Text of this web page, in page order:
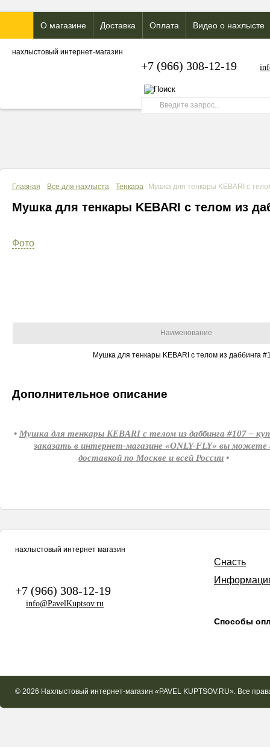
О магазине Доставка Оплата Видео о нахлысте
нахлыстовый интернет-магазин
+7 (966) 308-12-19
Главная Все для нахлыста Тенкара Мушка для тенкары KEBARI с
Мушка для тенкары KEBARI с телом из
Фото
Наименование
Мушка для тенкары KEBARI с телом из даббинга
Дополнительное описание
• Мушка для тенкары KEBARI с телом из даббинга #107 –
заказать в интернет-магазине «ONLY-FLY» вы можете
доставкой по Москве и всей России •
нахлыстовый интернет магазин
+7 (966) 308-12-19
info@PavelKuptsov.ru
Снасть
Способы
© 2026 Нахлыстовый интернет-магазин «PAVEL KUPTSOV.RU». Все